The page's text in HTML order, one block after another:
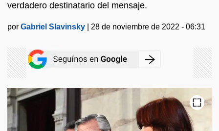
verdadero destinatario del mensaje.
por Gabriel Slavinsky 28 de noviembre de 2022 - 06:31